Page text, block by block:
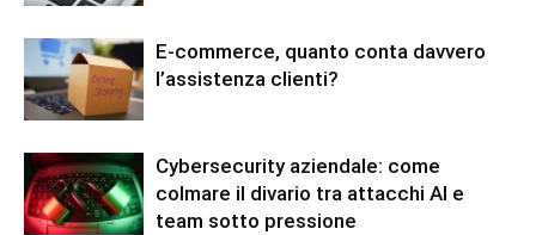
E-commerce, quanto conta davvero
l’assistenza clienti?
Cybersecurity aziendale: come
colmare il divario tra attacchi AI e
team sotto pressione